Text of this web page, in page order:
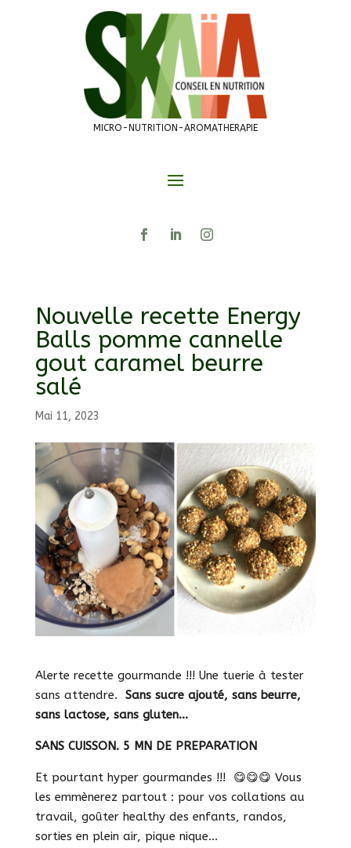
MICRO-NUTRITION-AROMATHERAPIE
Nouvelle recette Energy
Balls pomme cannelle
gout caramel beurre
salé
Mai 11, 2023
Alerte recette gourmande !!! Une tuerie à tester
sans attendre. Sans sucre ajouté, sans beurre,
sans lactose, sans gluten…
SANS CUISSON. 5 MN DE PREPARATION
Et pourtant hyper gourmandes !!! 😋😋😋 Vous
les emmènerez partout : pour vos collations au
travail, goûter healthy des enfants, randos,
sorties en plein air, pique nique…